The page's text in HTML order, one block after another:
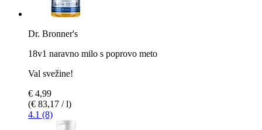
Dr. Bronner's
18v1 naravno milo s poprovo meto
Val svežine!
€ 4,99
(€ 83,17 / l)
4.1 (8)